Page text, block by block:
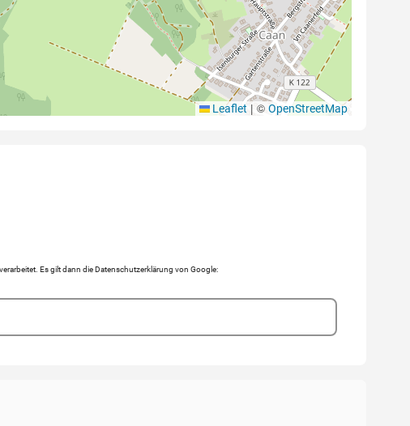
Leaflet | ©OpenStreetMap
Es gilt dann die Datenschutzerklärung von Google: